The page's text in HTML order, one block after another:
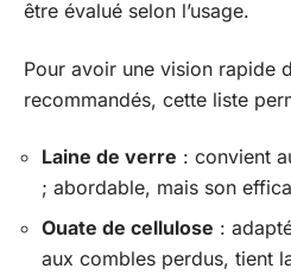
être évalué selon l’usage.
Pour avoir une vision rapide
recommandés, cette liste
Laine de verre : convient
; abordable, mais son
Ouate de cellulose :
aux combles perdus, tient